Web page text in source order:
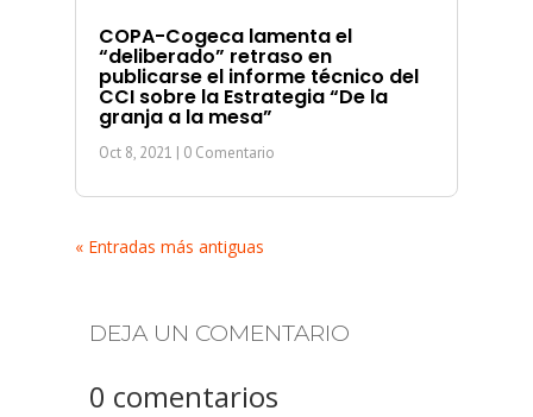
COPA-Cogeca lamenta el
“deliberado” retraso en
publicarse el informe técnico del
CCI sobre la Estrategia “De la
granja a la mesa”
Oct 8, 2021 | 0 Comentario
« Entradas más antiguas
DEJA UN COMENTARIO
0 comentarios